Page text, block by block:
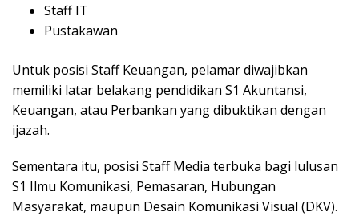
Staff IT
Pustakawan
Untuk posisi Staff Keuangan, pelamar diwajibkan
memiliki latar belakang pendidikan S1 Akuntansi,
Keuangan, atau Perbankan yang dibuktikan dengan
ijazah.
Sementara itu, posisi Staff Media terbuka bagi lulusan
S1 Ilmu Komunikasi, Pemasaran, Hubungan
Masyarakat, maupun Desain Komunikasi Visual (DKV).